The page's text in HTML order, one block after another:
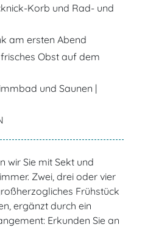
Korb und Rad- und
am ersten Abend
Obst auf dem
und Saunen |
wir Sie mit Sekt und
Zwei, drei oder vier
Frühstück
ergänzt durch ein
Erkunden Sie an